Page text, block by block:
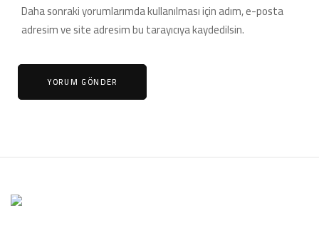
Daha sonraki yorumlarımda kullanılması için adım, e-posta
adresim ve site adresim bu tarayıcıya kaydedilsin.